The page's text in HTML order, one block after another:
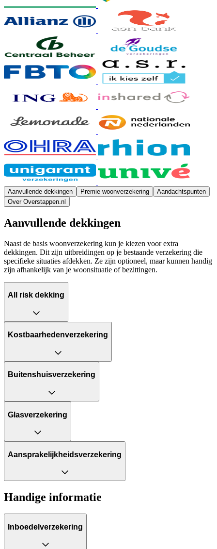
Aanvullende dekkingen Premie woonverzekering
Aandachtspunten
Over Overstappen.nl
Aanvullende dekkingen
Naast de basis woonverzekering kun je kiezen voor extra
dekkingen. Dit zijn uitbreidingen op je bestaande verzekering die
specifieke situaties afdekken. Ze zijn optioneel, maar kunnen handig
zijn afhankelijk van je woonsituatie of bezittingen.
All risk dekking
Kostbaarhedenverzekering
Buitenshuisverzekering
Glasverzekering
Aansprakelijkheids­verzekering
Handige informatie
Inboedelverzekering